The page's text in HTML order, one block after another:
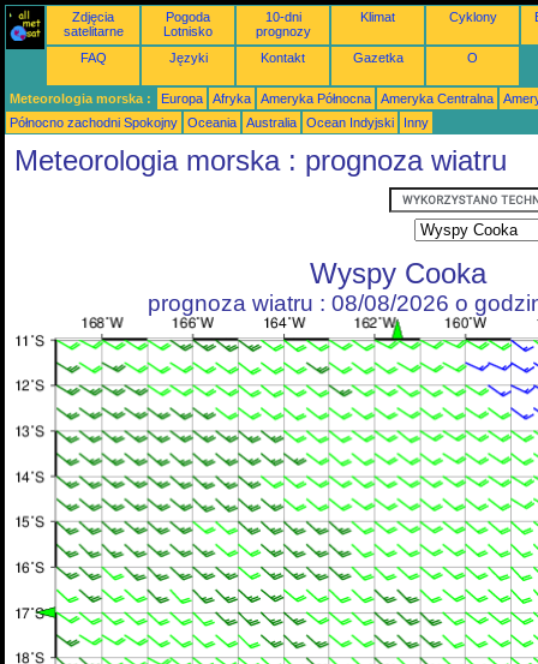
Zdjęcia
satelitarne
Pogoda
Lotnisko
10-dni
prognozy
Klimat Cyklony
FAQ Języki Kontakt Gazetka O
Meteorologia morska : Europa Afryka Ameryka Północna Ameryka Centralna
Północno zachodni Spokojny
Oceania Australia Ocean Indyjski Inny
Meteorologia morska : prognoza wiatru
Wyspy Cooka
prognoza wiatru : 08/08/2026 o